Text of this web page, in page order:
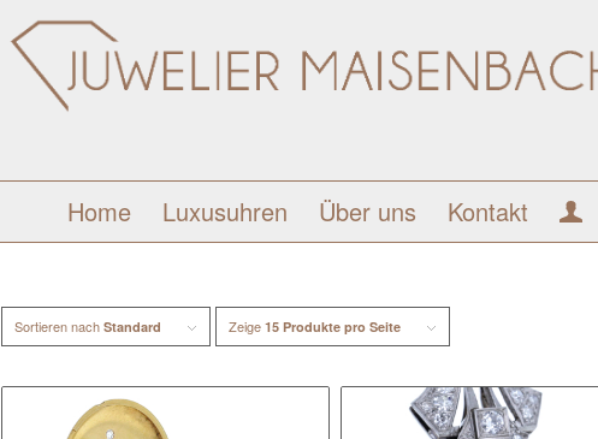
Home Luxusuhren Über uns Kontakt
Sortieren nachStandard Zeige15 Produkte pro Seite